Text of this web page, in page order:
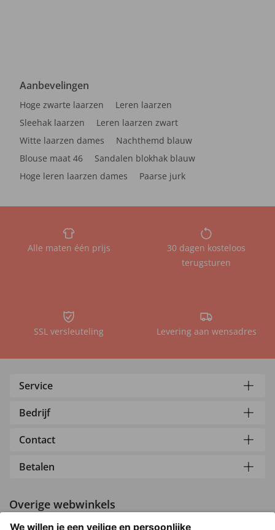
Aanbevelingen
Hoge zwarte laarzen
Leren laarzen
Sleehak laarzen
Leren laarzen zwart
Witte laarzen dames
Nachthemd blauw
Blouse maat 46
Sandalen blokhak blauw
Hoge leren laarzen dames
Paarse jurk
Alle maten één prijs
30 dagen kosteloos
terugsturen
SSL versleuteling Levering aan wensadres
Service
Bedrijf
Contact
Betalen
Overige webwinkels
Nederland